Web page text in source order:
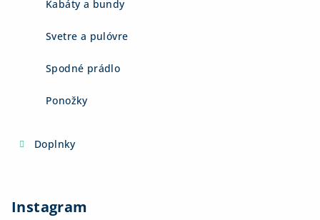
Kabáty a bundy
Svetre a pulóvre
Spodné prádlo
Ponožky
Doplnky
Instagram